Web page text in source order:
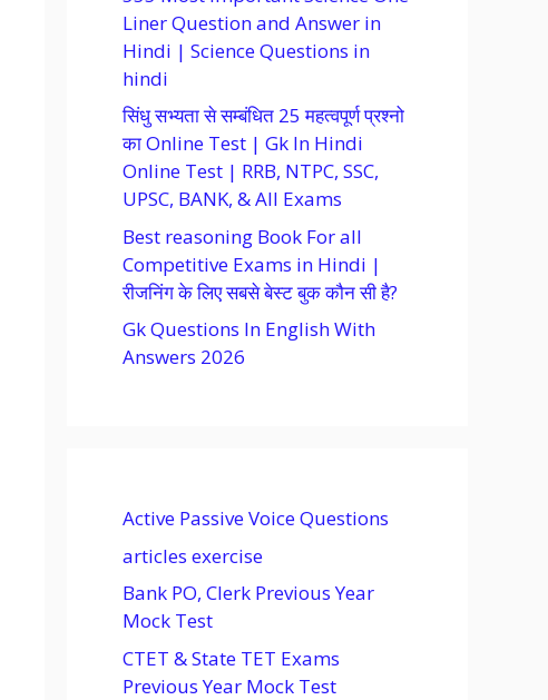
Liner Question and Answer in
Hindi | Science Questions in
hindi
सिंधु सभ्यता से सम्बंधित 25 महत्वपूर्ण प्रश्नो
का Online Test | Gk In Hindi
Online Test | RRB, NTPC, SSC,
UPSC, BANK, & All Exams
Best reasoning Book For all
Competitive Exams in Hindi |
रीजनिंग के लिए सबसे बेस्ट बुक कौन सी है?
Gk Questions In English With
Answers 2026
Active Passive Voice Questions
articles exercise
Bank PO, Clerk Previous Year
Mock Test
CTET & State TET Exams
Previous Year Mock Test